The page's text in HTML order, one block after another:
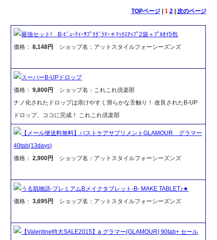
TOPページ| 1 2| 次のページ
最強セット! B-ﾋﾞｭｰﾃｨｰｻﾌﾟﾘｸﾞﾗﾏｰ＋ﾏｯｸｽｱｯﾌﾟ2袋＋ﾌﾟﾙｵｲ5包
価格：8,148円 ショップ名：アットスタイルフォーシーズンズ
スーパーB-UPドロップ
価格：9,800円
ショップ名：これこれ倶楽部
ナノ化されたドロップは溶けやすく滑らかな舌触り！ 改良されたB-UP
ドロップ、ココに完成！ これこれ倶楽部
【メール便送料無料】バストケアサプリメントGLAMOUR グラマー
40tab(13days)
価格：2,900円 ショップ名：アットスタイルフォーシーズンズ
うる肌物語-プレミアムBメイクタブレット-B- MAKE TABLET♪★
価格：3,695円 ショップ名：アットスタイルフォーシーズンズ
【Valentine特大SALE2015】a グラマー(GLAMOUR) 90tab+ セール